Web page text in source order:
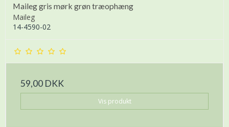
Maileg gris mørk grøn træophæng
Maileg
14-4590-02
59,00 DKK
Vis produkt